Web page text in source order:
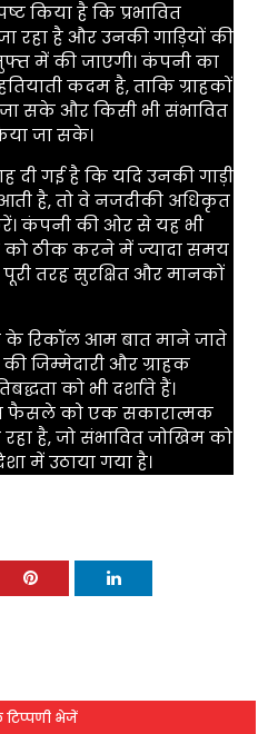
किया है कि प्रभावित
रहा है और उनकी गाड़ियों की
में की जाएगी। कंपनी का
कदम है, ताकि ग्राहकों
जा सके और किसी भी संभावित
जा सके।
दी गई है कि यदि उनकी गाड़ी
है, तो वे नजदीकी अधिकृत
कंपनी की ओर से यह भी
को ठीक करने में ज्यादा समय
पूरी तरह सुरक्षित और मानकों
के रिकॉल आम बात माने जाते
जिम्मेदारी और ग्राहक
को भी दर्शाते हैं।
फैसले को एक सकारात्मक
है, जो संभावित जोखिम को
में उठाया गया है।
भेजें